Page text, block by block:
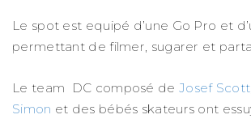
Le spot est equipé d’une Go Pro et
permettant de filmer, sugarer et
Le team DC composé de Josef Scott
Simon et des bébés skateurs ont